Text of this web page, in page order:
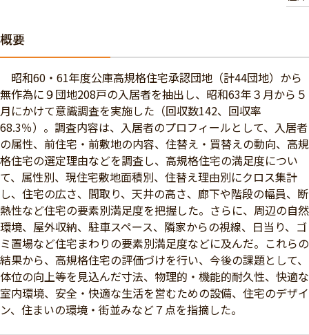
概要
昭和60・61年度公庫高規格住宅承認団地（計44団地）から
無作為に９団地208戸の入居者を抽出し、昭和63年３月から５
月にかけて意識調査を実施した（回収数142、回収率
68.3％）。調査内容は、入居者のプロフィールとして、入居者
の属性、前住宅・前敷地の内容、住替え・買替えの動向、高規
格住宅の選定理由などを調査し、高規格住宅の満足度につい
て、属性別、現住宅敷地面積別、住替え理由別にクロス集計
し、住宅の広さ、間取り、天井の高さ、廊下や階段の幅員、断
熱性など住宅の要素別満足度を把握した。さらに、周辺の自然
環境、屋外収納、駐車スペース、隣家からの視線、日当り、ゴ
ミ置場など住宅まわりの要素別満足度などに及んだ。これらの
結果から、高規格住宅の評価づけを行い、今後の課題として、
体位の向上等を見込んだ寸法、物理的・機能的耐久性、快適な
室内環境、安全・快適な生活を営むための設備、住宅のデザイ
ン、住まいの環境・街並みなど７点を指摘した。